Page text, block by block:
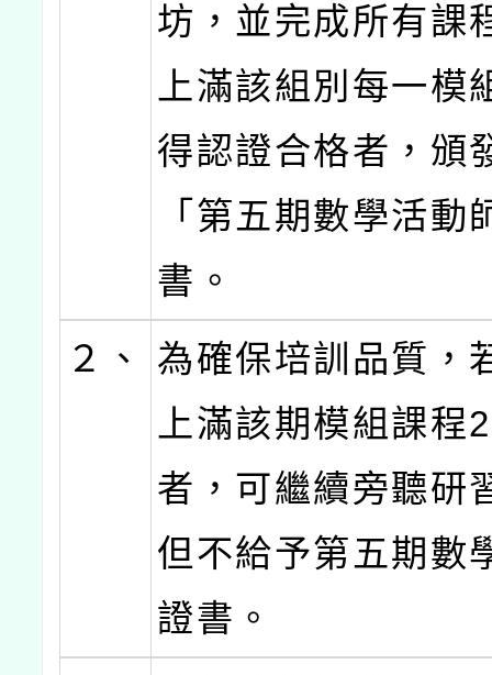
坊，並完成所有課
上滿該組別每一模
得認證合格者，頒
「第五期數學活動
書。
２、
為確保培訓品質，
上滿該期模組課程
者，可繼續旁聽研
但不給予第五期數
證書。